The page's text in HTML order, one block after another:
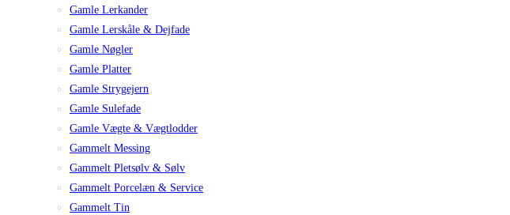
Gamle Lerkander
Gamle Lerskåle & Dejfade
Gamle Nøgler
Gamle Platter
Gamle Strygejern
Gamle Sulefade
Gamle Vægte & Vægtlodder
Gammelt Messing
Gammelt Pletsølv & Sølv
Gammelt Porcelæn & Service
Gammelt Tin